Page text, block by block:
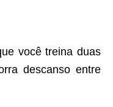
você treina duas
descanso entre